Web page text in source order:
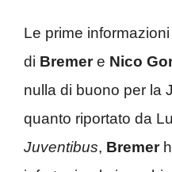
Le prime
di Bremere Nico
nulla di buono per la
quanto riportato da
Juventibus, Bremer